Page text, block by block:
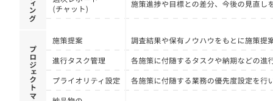
カスタマーサクセスマネージャー
常勤監査役
内部監査室長
募集要項一覧